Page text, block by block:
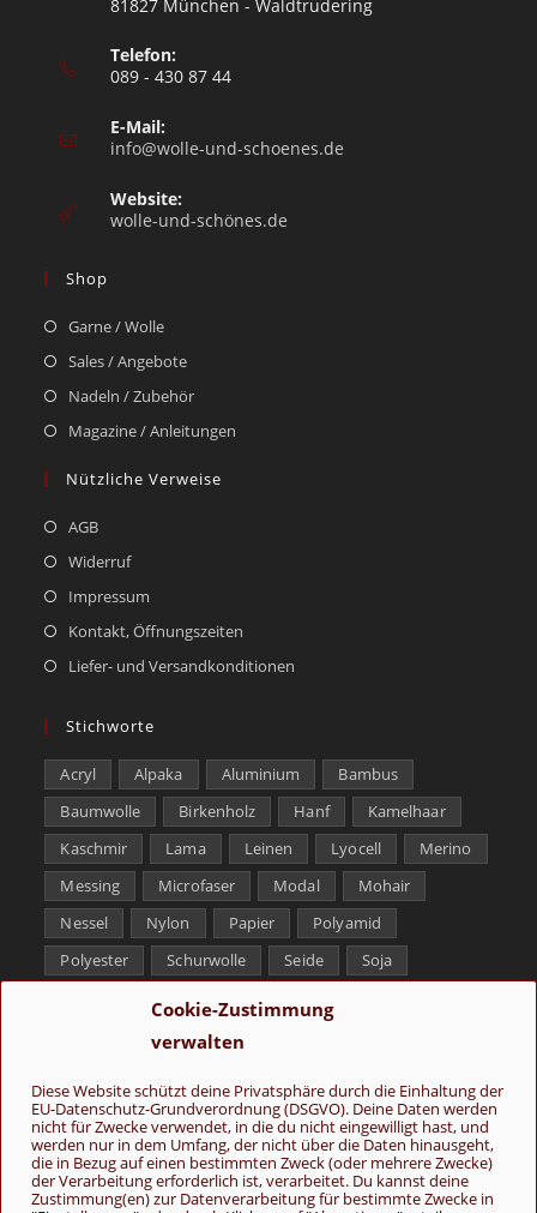
Cookie-Zustimmung
verwalten
Diese Website schützt deine Privatsphäre durch die Einhaltung der
EU-Datenschutz-Grundverordnung (DSGVO). Deine Daten werden
nicht für Zwecke verwendet, in die du nicht eingewilligt hast, und
werden nur in dem Umfang, der nicht über die Daten hinausgeht,
die in Bezug auf einen bestimmten Zweck (oder mehrere Zwecke)
der Verarbeitung erforderlich ist, verarbeitet. Du kannst deine
Zustimmung(en) zur Datenverarbeitung für bestimmte Zwecke in
81827 München - Waldtrudering
Telefon:
089 - 430 87 44
E-Mail:
info@wolle-und-schoenes.de
Website:
wolle-und-schönes.de
Shop
Garne / Wolle
Sales / Angebote
Nadeln / Zubehör
Magazine / Anleitungen
Nützliche Verweise
AGB
Widerruf
Impressum
Kontakt, Öffnungszeiten
Liefer- und Versandkonditionen
Stichworte
Acryl Alpaka Aluminium
Bambus
Baumwolle
Birkenholz Hanf
Kamelhaar
Kaschmir
Lama Leinen Lyocell
Merino
Messing
Microfaser Modal
Mohair
Nessel
Nylon Papier
Polyamid
Polyester
Schurwolle Seide
Soja
Tencel
Yak
Folge uns